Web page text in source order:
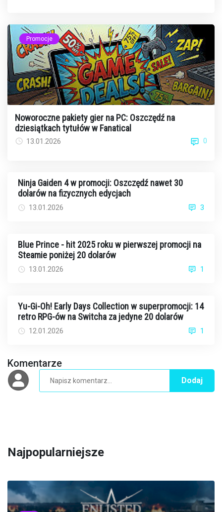
Promocje
Noworoczne pakiety gier na PC: Oszczędź na
dziesiątkach tytułów w Fanatical
13.01.2026 0
Ninja Gaiden 4 w promocji: Oszczędź nawet 30
dolarów na fizycznych edycjach
13.01.2026 3
Blue Prince - hit 2025 roku w pierwszej promocji na
Steamie poniżej 20 dolarów
13.01.2026 1
Yu-Gi-Oh! Early Days Collection w superpromocji: 14
retro RPG-ów na Switcha za jedyne 20 dolarów
12.01.2026 1
Komentarze
Dodaj
Najpopularniejsze